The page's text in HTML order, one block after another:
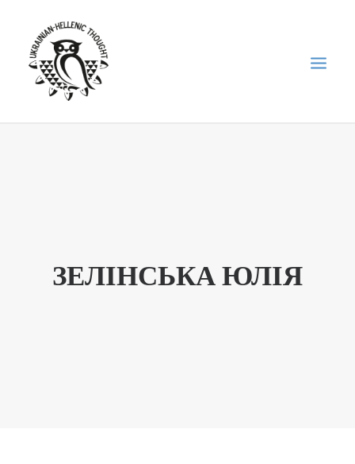
ПРО НАС
ЗЕЛІНСЬКА ЮЛІЯ